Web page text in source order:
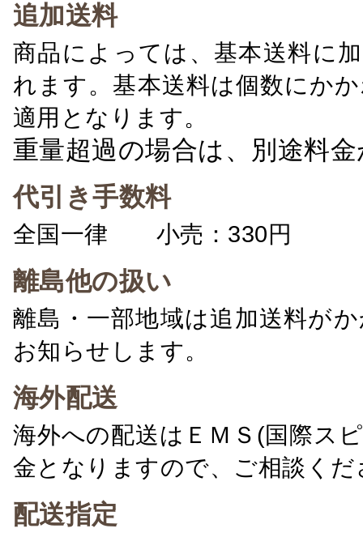
追加送料
商品によっては、基本送料に
れます。基本送料は個数にか
適用となります。
重量超過の場合は、別途料
代引き手数料
全国一律 小売：330円 卸
離島他の扱い
離島・一部地域は追加送料が
お知らせします。
海外配送
海外への配送はＥＭＳ(国際ス
金となりますので、ご相談くだ
配送指定